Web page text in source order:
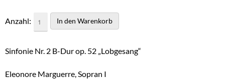
Anzahl:
Sinfonie Nr. 2 B-Dur op. 52 „Lobgesang“
Eleonore Marguerre, Sopran I